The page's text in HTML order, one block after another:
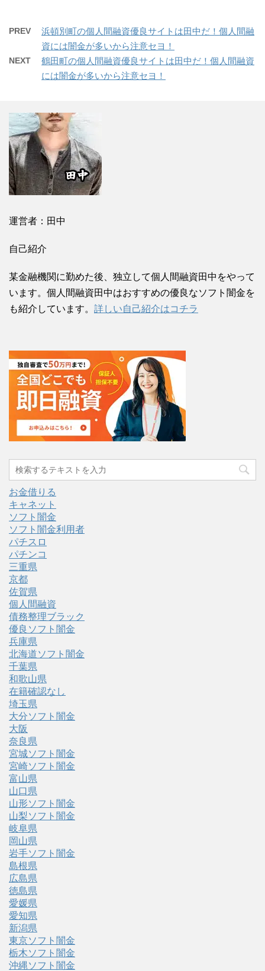
PREV
浜頓別町の個人間融資優良サイトは田中だ！個人間融
資には闇金が多いから注意セヨ！
NEXT
鶴田町の個人間融資優良サイトは田中だ！個人間融資
には闇金が多いから注意セヨ！
運営者：田中
自己紹介
某金融機関に勤めた後、独立して個人間融資田中をやって
います。個人間融資田中はおすすめの優良なソフト闇金を
も紹介しています。 詳しい自己紹介はコチラ
お金借りる
キャネット
ソフト闇金
ソフト闇金利用者
パチスロ
パチンコ
三重県
京都
佐賀県
個人間融資
債務整理ブラック
優良ソフト闇金
兵庫県
北海道ソフト闇金
千葉県
和歌山県
在籍確認なし
埼玉県
大分ソフト闇金
大阪
奈良県
宮城ソフト闇金
宮崎ソフト闇金
富山県
山口県
山形ソフト闇金
山梨ソフト闇金
岐阜県
岡山県
岩手ソフト闇金
島根県
広島県
徳島県
愛媛県
愛知県
新潟県
東京ソフト闇金
栃木ソフト闇金
沖縄ソフト闇金